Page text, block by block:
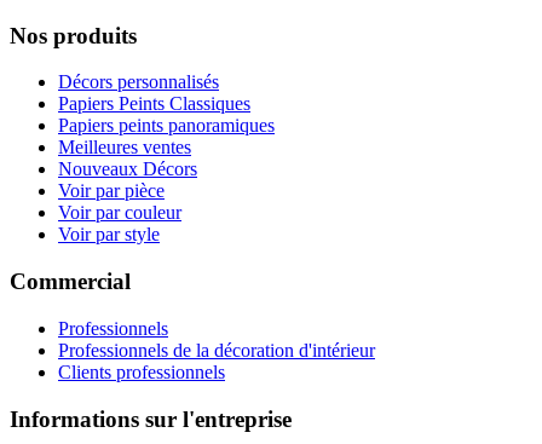
Nos produits
Décors personnalisés
Papiers Peints Classiques
Papiers peints panoramiques
Meilleures ventes
Nouveaux Décors
Voir par pièce
Voir par couleur
Voir par style
Commercial
Professionnels
Professionnels de la décoration d'intérieur
Clients professionnels
Informations sur l'entreprise